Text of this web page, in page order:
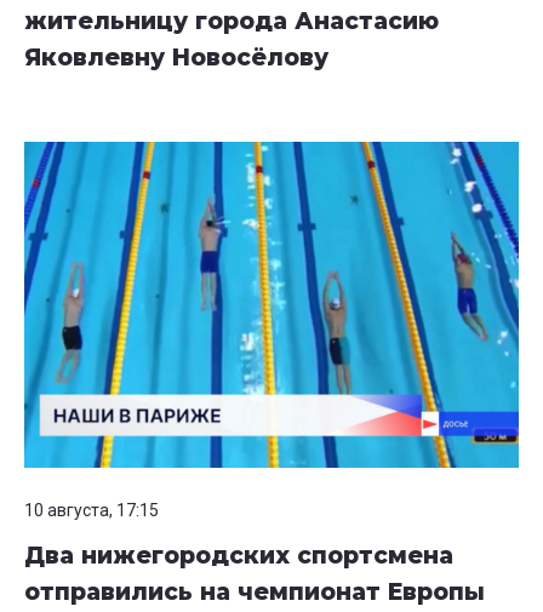
жительницу города Анастасию
Яковлевну Новосёлову
10 августа, 17:15
Два нижегородских спортсмена
отправились на чемпионат Европы